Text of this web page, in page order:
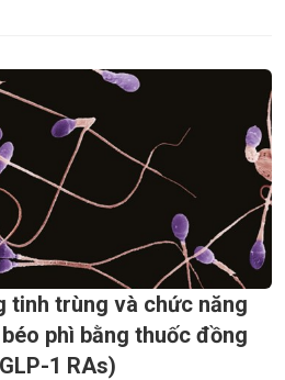
tinh trùng và chức năng
phì bằng thuốc đồng
1 RAs)